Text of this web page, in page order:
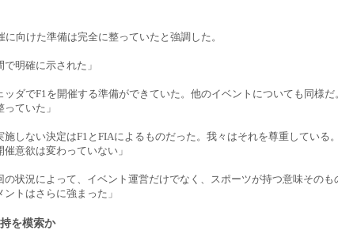
に向けた準備は完全に整っていたと強調した。
で明確に示された」
ッダでF1を開催する準備ができていた。他のイベントについても同様だ
ていた」
施しない決定はF1とFIAによるものだった。我々はそれを尊重している
催意欲は変わっていない」
の状況によって、イベント運営だけでなく、スポーツが持つ意味そのも
トはさらに強まった」
を模索か